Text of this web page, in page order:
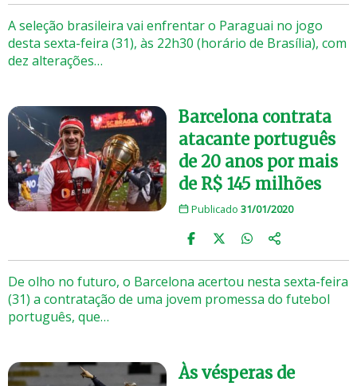
A seleção brasileira vai enfrentar o Paraguai no jogo
desta sexta-feira (31), às 22h30 (horário de Brasília), com
dez alterações…
Barcelona contrata
atacante português
de 20 anos por mais
de R$ 145 milhões
Publicado 31/01/2020
De olho no futuro, o Barcelona acertou nesta sexta-feira
(31) a contratação de uma jovem promessa do futebol
português, que…
Às vésperas de